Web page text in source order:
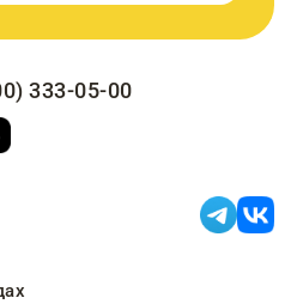
333-05-00